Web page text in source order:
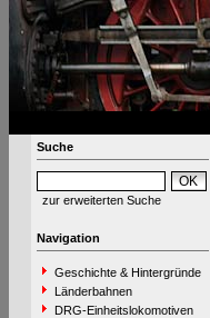
Suche
zur erweiterten Suche
Navigation
Geschichte & Hintergründe
Länderbahnen
DRG-Einheitslokomotiven